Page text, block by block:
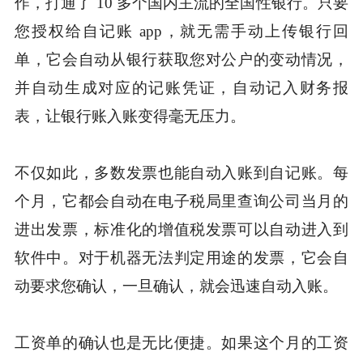
您授权给自记账 app，就无需手动上传银行回
单，它会自动从银行获取您对公户的变动情况，
并自动生成对应的记账凭证，自动记入财务报
表，让银行账入账变得毫无压力。
不仅如此，多数发票也能自动入账到自记账。每
个月，它都会自动在电子税局里查询公司当月的
进出发票，标准化的增值税发票可以自动进入到
软件中。对于机器无法判定用途的发票，它会自
动要求您确认，一旦确认，就会迅速自动入账。
工资单的确认也是无比便捷。如果这个月的工资